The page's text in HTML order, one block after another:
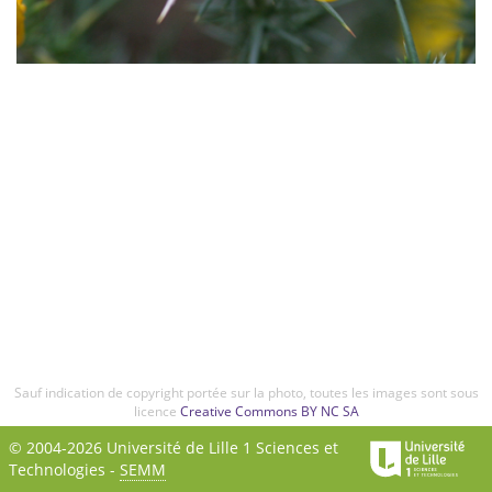
Sauf indication de copyright portée sur la photo, toutes les images sont sous
licence Creative Commons BY NC SA
© 2004-2026 Université de Lille 1 Sciences et
Technologies - SEMM